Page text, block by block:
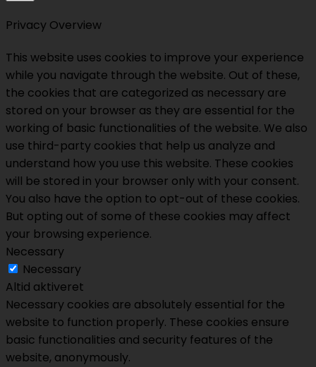
Privacy Overview
This website uses cookies to improve your experience
while you navigate through the website. Out of these,
the cookies that are categorized as necessary are
stored on your browser as they are essential for the
working of basic functionalities of the website. We also
use third-party cookies that help us analyze and
understand how you use this website. These cookies
will be stored in your browser only with your consent.
You also have the option to opt-out of these cookies.
But opting out of some of these cookies may affect
your browsing experience.
Necessary
Necessary
Altid aktiveret
Necessary cookies are absolutely essential for the
website to function properly. These cookies ensure
basic functionalities and security features of the
website, anonymously.